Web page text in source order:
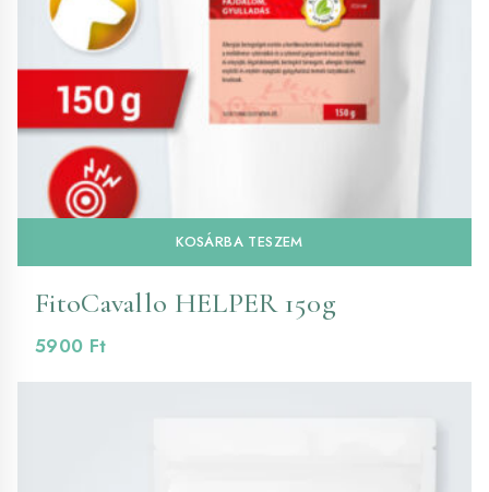
KOSÁRBA TESZEM
FitoCavallo HELPER 150g
5900 Ft